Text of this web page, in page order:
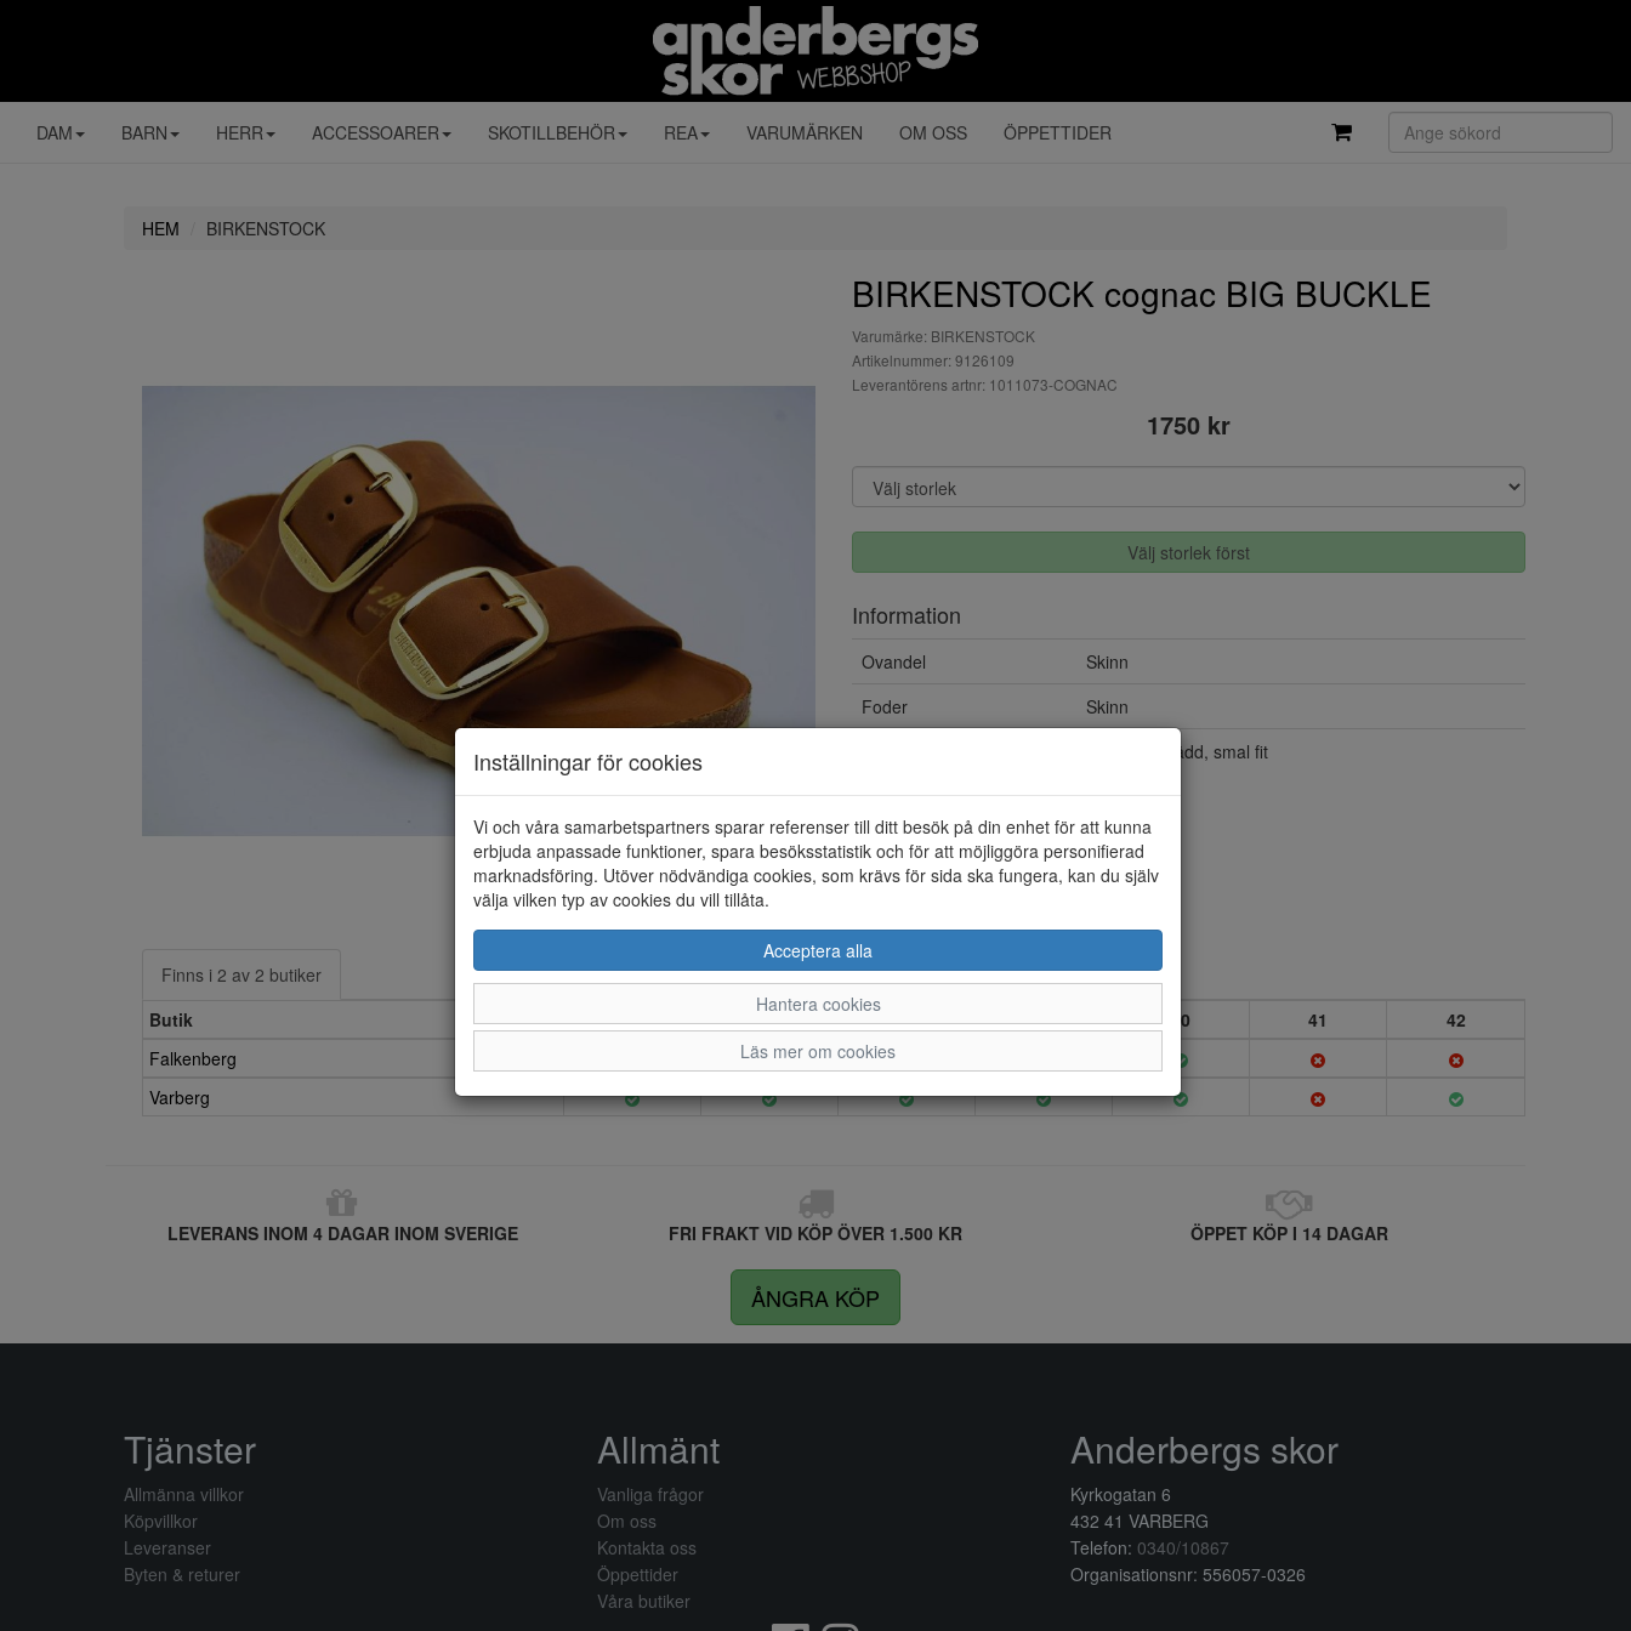
DAM BARN HERR ACCESSOARER SKOTILLBEHÖR REA VARUMÄRKEN OM OSS ÖPPETTIDER
HEM BIRKENSTOCK
BIRKENSTOCK cognac BIG BUCKLE
Varumärke: BIRKENSTOCK
Artikelnummer: 9126109
Leverantörens artnr: 1011073-COGNAC
1750 kr
Välj storlek först
Information
Ovandel
Skinn
Foder
Skinn
Classic fotbädd, smal fit
Finns i 2 av 2 butiker
Butik
36 37 38 39 40 41
42
Falkenberg
Varberg
LEVERANS INOM 4 DAGAR INOM SVERIGE FRI FRAKT VID KÖP ÖVER 1.500 KR ÖPPET KÖP I 14 DAGAR
ÅNGRA KÖP
Inställningar för cookies
Vi och våra samarbetspartners sparar referenser till ditt besök på din enhet för att kunna
erbjuda anpassade funktioner, spara besöksstatistik och för att möjliggöra personifierad
marknadsföring. Utöver nödvändiga cookies, som krävs för sida ska fungera, kan du själv
välja vilken typ av cookies du vill tillåta.
Acceptera alla
Hantera cookies
Läs mer om cookies
Tjänster
Allmänna villkor
Köpvillkor
Leveranser
Byten & returer
Allmänt
Vanliga frågor
Om oss
Kontakta oss
Öppettider
Våra butiker
Anderbergs skor
Kyrkogatan 6
432 41 VARBERG
Telefon: 0340/10867
Organisationsnr: 556057-0326